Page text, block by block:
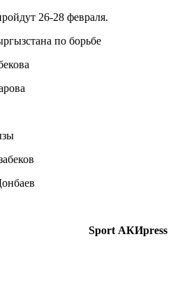
26-28 февраля.
по борьбе
Sport АКИpress